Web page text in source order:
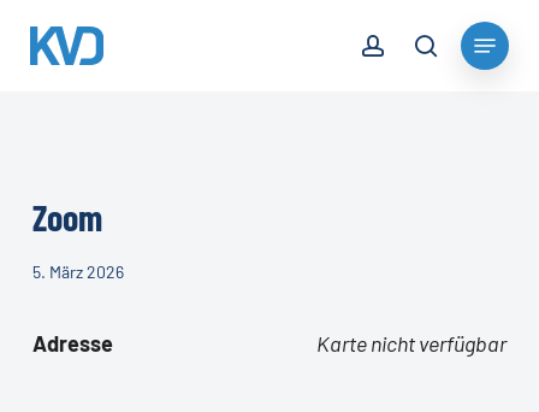
search
Menu
Zoom
5. März 2026
Karte nicht verfügbar
Adresse
Close